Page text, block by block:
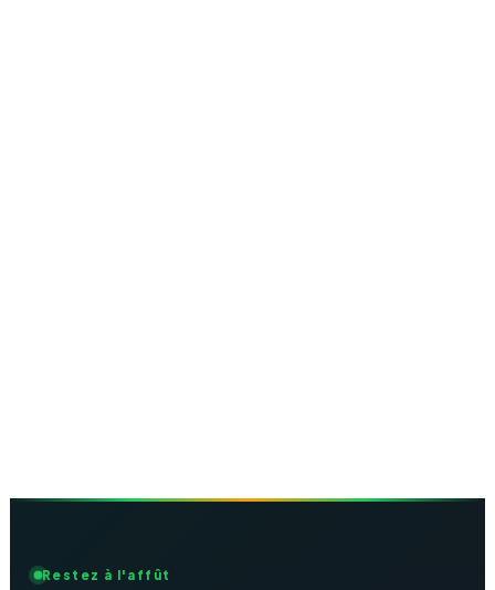
Restez à l'affût